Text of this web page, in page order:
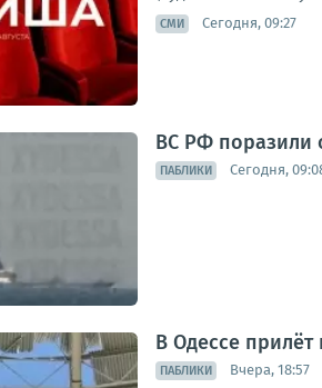
СМИ Сегодня, 09:27
ВС РФ поразили
ПАБЛИКИ Сегодня,
В Одессе
ПАБЛИКИ Вчера, 18:57